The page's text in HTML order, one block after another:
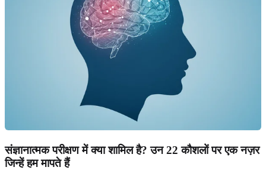
संज्ञानात्मक परीक्षण में क्या शामिल है? उन 22 कौशलों पर एक नज़र
जिन्हें हम मापते हैं